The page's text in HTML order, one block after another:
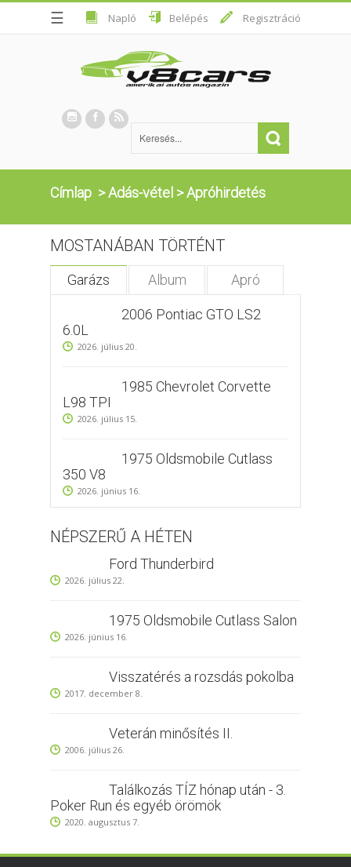
☰ Napló Belépés Regisztráció
Címlap >Adás-vétel >Apróhirdetés
MOSTANÁBAN TÖRTÉNT
Garázs Album Apró
2006 Pontiac GTO LS2
6.0L
2026. július 20.
1985 Chevrolet Corvette
L98 TPI
2026. július 15.
1975 Oldsmobile Cutlass
350 V8
2026. június 16.
NÉPSZERŰ A HÉTEN
Ford Thunderbird
2026. július 22.
1975 Oldsmobile Cutlass Salon
2026. június 16.
Visszatérés a rozsdás pokolba
2017. december 8.
Veterán minősítés II.
2006. július 26.
Találkozás TÍZ hónap után - 3.
Poker Run és egyéb örömök
2020. augusztus 7.